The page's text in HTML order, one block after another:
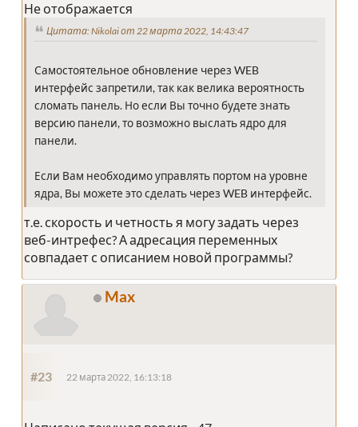
Не отображается
Цитата: Nikolai от 22 марта 2022, 14:43:47
Самостоятельное обновление через WEB
интерфейс запретили, так как велика вероятность
сломать панель. Но если Вы точно будете знать
версию панели, то возможно выслать ядро для
панели.
Если Вам необходимо управлять портом на уровне
ядра, Вы можете это сделать через WEB интерфейс.
т.е. скорость и четность я могу задать через
веб-интрефес? А адресация переменных
совпадает с описанием новой программы?
Max
#23 22 марта 2022, 16:13:18